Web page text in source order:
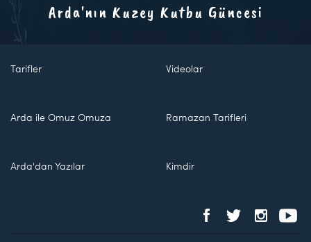
Arda'nın Kuzey Kutbu Güncesi
Tarifler Videolar
Arda ile Omuz Omuza Ramazan Tarifleri
Arda'dan Yazılar Kimdir